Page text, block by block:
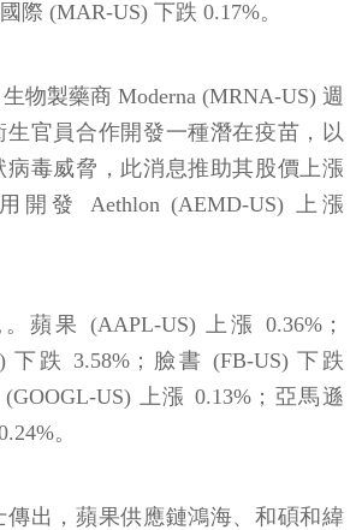
際 (MAR-US) 下跌 0.17%。
物製藥商 Moderna (MRNA-US) 週
生官員合作開發一種潛在疫苗，以
毒威脅，此消息推助其股價上漲
開發 Aethlon (AEMD-US) 上漲
蘋果 (AAPL-US) 上漲 0.36%；
下跌 3.58%；臉書 (FB-US) 下跌
(GOOGL-US) 上漲 0.13%；亞馬遜
。
傳出，蘋果供應鏈鴻海、和碩和緯